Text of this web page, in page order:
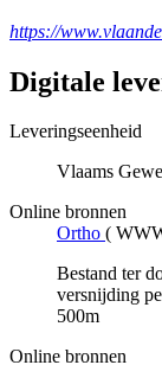
https://
Digitale
Leveringseenheid
Vlaams
Online bronnen
Ortho (
Bestand ter
versnijding
500m
Online bronnen